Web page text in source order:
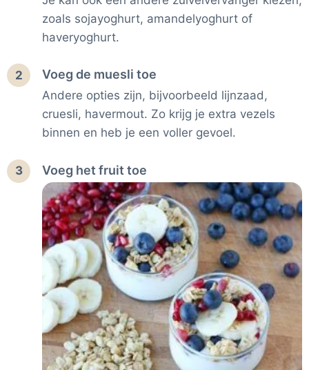
zoals sojayoghurt, amandelyoghurt of
haveryoghurt.
2 Voeg de muesli toe
Andere opties zijn, bijvoorbeeld lijnzaad,
cruesli, havermout. Zo krijg je extra vezels
binnen en heb je een voller gevoel.
3 Voeg het fruit toe